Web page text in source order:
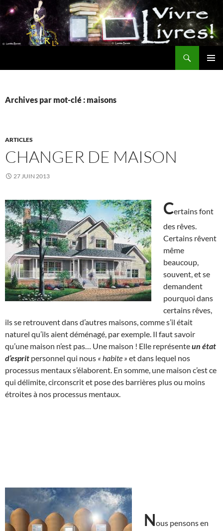
Aller
au
contenu
Archives par mot-clé : maisons
ARTICLES
CHANGER DE MAISON
27 JUIN 2013
Certains font
des rêves.
Certains rêvent
même
beaucoup,
souvent, et se
demandent
pourquoi dans
certains rêves,
ils se retrouvent dans d’autres maisons, comme s’il était
naturel qu’ils aient déménagé, par exemple. Il faut savoir
qu’une maison n’est pas… Une maison ! Elle représenteun état
d’esprit personnel qui nous « habite » et dans lequel nos
processus mentaux s’élaborent. En somme, une maison c’est ce
qui délimite, circonscrit et pose des barrières plus ou moins
étroites à nos processus mentaux.
Nous pensons en